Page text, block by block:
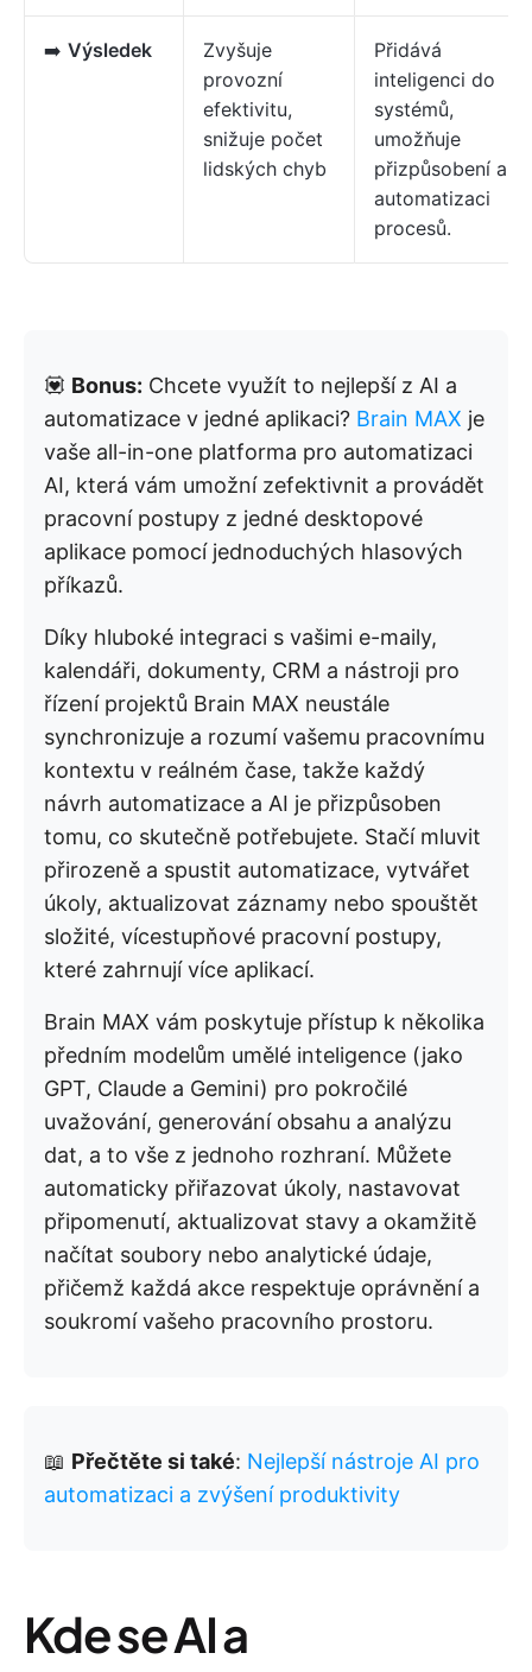
➡️ Výsledek
Zvyšuje
provozní
efektivitu,
snižuje počet
lidských chyb
Přidává
inteligenci do
systémů,
umožňuje
přizpůsobení a
automatizaci
procesů.
💟 Bonus: Chcete využít to nejlepší z AI a
automatizace v jedné aplikaci? Brain MAX je
vaše all-in-one platforma pro automatizaci
AI, která vám umožní zefektivnit a provádět
pracovní postupy z jedné desktopové
aplikace pomocí jednoduchých hlasových
příkazů.
Díky hluboké integraci s vašimi e-maily,
kalendáři, dokumenty, CRM a nástroji pro
řízení projektů Brain MAX neustále
synchronizuje a rozumí vašemu pracovnímu
kontextu v reálném čase, takže každý
návrh automatizace a AI je přizpůsoben
tomu, co skutečně potřebujete. Stačí mluvit
přirozeně a spustit automatizace, vytvářet
úkoly, aktualizovat záznamy nebo spouštět
složité, vícestupňové pracovní postupy,
které zahrnují více aplikací.
Brain MAX vám poskytuje přístup k několika
předním modelům umělé inteligence (jako
GPT, Claude a Gemini) pro pokročilé
uvažování, generování obsahu a analýzu
dat, a to vše z jednoho rozhraní. Můžete
automaticky přiřazovat úkoly, nastavovat
připomenutí, aktualizovat stavy a okamžitě
načítat soubory nebo analytické údaje,
přičemž každá akce respektuje oprávnění a
soukromí vašeho pracovního prostoru.
📖 Přečtěte si také: Nejlepší nástroje AI pro
automatizaci a zvýšení produktivity
Kde se AI a